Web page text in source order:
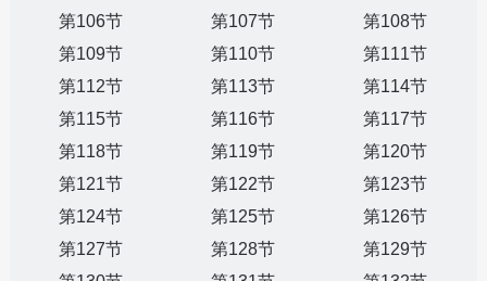
第106节
第107节
第108节
第109节
第110节
第111节
第112节
第113节
第114节
第115节
第116节
第117节
第118节
第119节
第120节
第121节
第122节
第123节
第124节
第125节
第126节
第127节
第128节
第129节